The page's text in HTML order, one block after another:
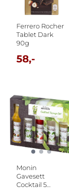
Ferrero Rocher
Tablet Dark
90g
58,-
Monin
Gavesett
Cocktail 5